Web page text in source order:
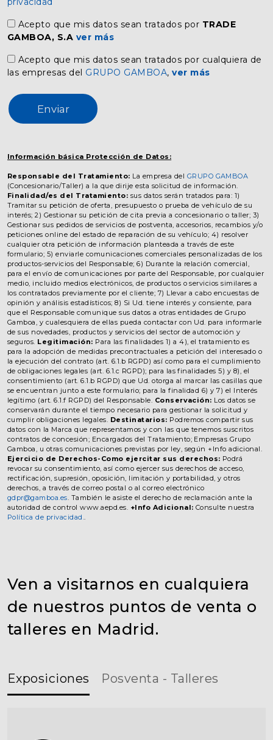
Acepto que mis datos sean tratados por TRADE
GAMBOA, S.A ver más
Acepto que mis datos sean tratados por cualquiera de
las empresas del GRUPO GAMBOA,ver más
Enviar
Información básica Protección de Datos:
Responsable del Tratamiento: La empresa del GRUPO GAMBOA
(Concesionario/Taller) a la que dirije esta solicitud de información.
Finalidad/es del Tratamiento: sus datos serán tratados para: 1)
Tramitar su petición de oferta, presupuesto o prueba de vehículo de su
interés; 2) Gestionar su petición de cita previa a concesionario o taller; 3)
Gestionar sus pedidos de servicios de postventa, accesorios, recambios y/o
peticiones online del estado de reparación de su vehículo; 4) resolver
cualquier otra petición de información planteada a través de este
formulario; 5) enviarle comunicaciones comerciales personalizadas de los
productos-servicios del Responsable; 6) Durante la relación comercial,
para el envío de comunicaciones por parte del Responsable, por cualquier
medio, incluido medios electrónicos, de productos o servicios similares a
los contratados previamente por el cliente; 7) Llevar a cabo encuestas de
opinión y análisis estadísticos; 8) Si Ud. tiene interés y consiente, para
que el Responsable comunique sus datos a otras entidades de Grupo
Gamboa, y cualesquiera de ellas pueda contactar con Ud. para informarle
de sus novedades, productos y servicios del sector de automoción y
seguros. Legitimación: Para las finalidades 1) a 4), el tratamiento es
para la adopción de medidas precontractuales a petición del interesado o
la ejecución del contrato (art. 6.1.b RGPD) así como para el cumplimiento
de obligaciones legales (art. 6.1.c RGPD); para las finalidades 5) y 8), el
consentimiento (art. 6.1.b RGPD) que Ud. otorga al marcar las casillas que
se encuentran junto a este formulario; para la finalidad 6) y 7) el Interés
legítimo (art. 6.1.f RGPD) del Responsable. Conservación: Los datos se
conservarán durante el tiempo necesario para gestionar la solicitud y
cumplir obligaciones legales. Destinatarios: Podremos compartir sus
datos con la Marca que representamos y con las que tenemos suscritos
contratos de concesión; Encargados del Tratamiento; Empresas Grupo
Gamboa, u otras comunicaciones previstas por ley, según +Info adicional.
Ejercicio de Derechos-Como ejercitar sus derechos: Podrá
revocar su consentimiento, así como ejercer sus derechos de acceso,
rectificación, supresión, oposición, limitación y portabilidad, y otros
derechos, a través de correo postal o al correo electrónico
gdpr@gamboa.es. También le asiste el derecho de reclamación ante la
autoridad de control www.aepd.es. +Info Adicional: Consulte nuestra
Política de privacidad..
Ven a visitarnos en cualquiera
de nuestros puntos de venta o
talleres en Madrid.
Exposiciones Posventa - Talleres